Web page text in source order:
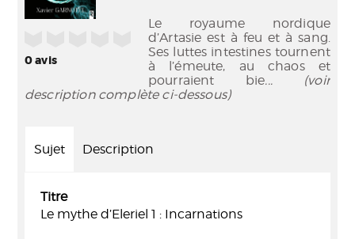
0avis
Le royaume nordique
d’Artasie est à feu et à sang.
Ses luttes intestines tournent
à l’émeute, au chaos et
pourraient bie... (voir
description complète ci-dessous)
Sujet Description
Titre
Le mythe d’Eleriel 1 : Incarnations